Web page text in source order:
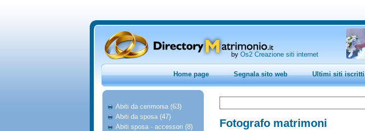
by Os2 Creazione siti internet
Home page Segnala sito web Ultimi siti iscritti
Abiti da cerimonia (63)
Abiti da sposa (47)
Abiti sposa - accessori (8)
Fotografo matrimoni